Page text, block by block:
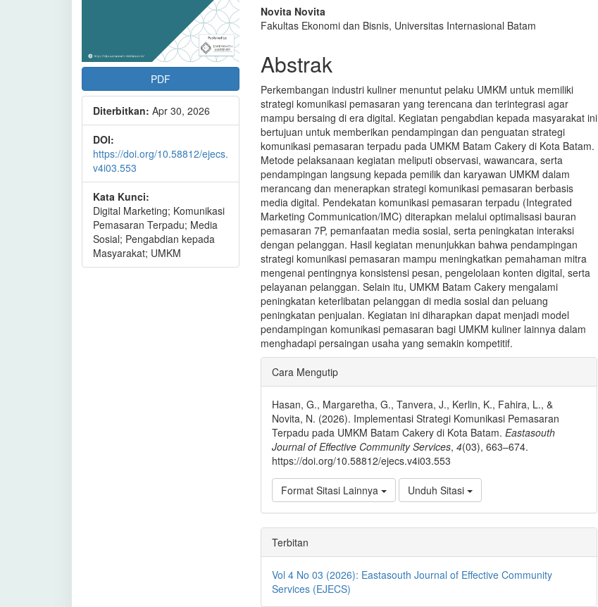
PDF
Diterbitkan: Apr 30, 2026
DOI:
https://doi.org/10.58812/ejecs.
v4i03.553
Kata Kunci:
Digital Marketing; Komunikasi
Pemasaran Terpadu; Media
Sosial; Pengabdian kepada
Masyarakat; UMKM
Novita Novita
Fakultas Ekonomi dan Bisnis, Universitas Internasional Batam
Abstrak
Perkembangan industri kuliner menuntut pelaku UMKM untuk memiliki
strategi komunikasi pemasaran yang terencana dan terintegrasi agar
mampu bersaing di era digital. Kegiatan pengabdian kepada masyarakat ini
bertujuan untuk memberikan pendampingan dan penguatan strategi
komunikasi pemasaran terpadu pada UMKM Batam Cakery di Kota Batam.
Metode pelaksanaan kegiatan meliputi observasi, wawancara, serta
pendampingan langsung kepada pemilik dan karyawan UMKM dalam
merancang dan menerapkan strategi komunikasi pemasaran berbasis
media digital. Pendekatan komunikasi pemasaran terpadu (Integrated
Marketing Communication/IMC) diterapkan melalui optimalisasi bauran
pemasaran 7P, pemanfaatan media sosial, serta peningkatan interaksi
dengan pelanggan. Hasil kegiatan menunjukkan bahwa pendampingan
strategi komunikasi pemasaran mampu meningkatkan pemahaman mitra
mengenai pentingnya konsistensi pesan, pengelolaan konten digital, serta
pelayanan pelanggan. Selain itu, UMKM Batam Cakery mengalami
peningkatan keterlibatan pelanggan di media sosial dan peluang
peningkatan penjualan. Kegiatan ini diharapkan dapat menjadi model
pendampingan komunikasi pemasaran bagi UMKM kuliner lainnya dalam
menghadapi persaingan usaha yang semakin kompetitif.
Rincian
Artikel
Cara Mengutip
Hasan, G., Margaretha, G., Tanvera, J., Kerlin, K., Fahira, L., &
Novita, N. (2026). Implementasi Strategi Komunikasi Pemasaran
Terpadu pada UMKM Batam Cakery di Kota Batam. Eastasouth
Journal of Effective Community Services, 4(03), 663–674.
https://doi.org/10.58812/ejecs.v4i03.553
Format Sitasi Lainnya Unduh Sitasi
Terbitan
Vol 4 No 03 (2026): Eastasouth Journal of Effective Community
Services (EJECS)